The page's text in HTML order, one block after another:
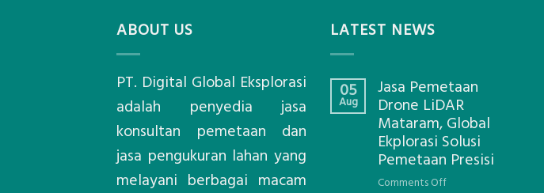
ABOUT US
PT. Digital Global Eksplorasi
adalah penyedia jasa
konsultan pemetaan dan
jasa pengukuran lahan yang
melayani berbagai macam
LATEST NEWS
05
Aug
Jasa Pemetaan
Drone LiDAR
Mataram, Global
Ekplorasi Solusi
Pemetaan Presisi
Comments Offon